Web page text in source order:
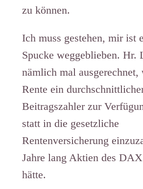
zu können.
Ich muss gestehen, mir ist
Spucke weggeblieben. Hr.
nämlich mal
Rente ein
Beitragszahler zur
statt in die gesetzliche
Rentenversicherung
Jahre lang Aktien des
hätte.